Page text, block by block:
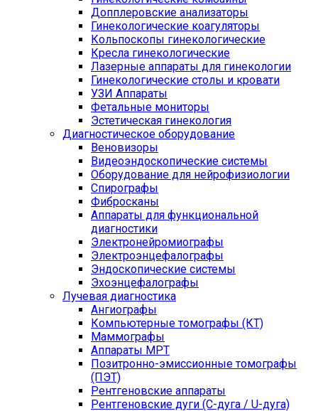
Допплеровские анализаторы
Гинекологические коагуляторы
Кольпоскопы гинекологические
Кресла гинекологические
Лазерные аппараты для гинекологии
Гинекологические столы и кровати
УЗИ Аппараты
Фетальные мониторы
Эстетическая гинекология
Диагностическое оборудование
Веновизоры
Видеоэндоскопические системы
Оборудование для нейрофизиологии
Спирографы
Фибросканы
Аппараты для функциональной
диагностики
Электронейромиографы
Электроэнцефалографы
Эндоскопические системы
Эхоэнцефалографы
Лучевая диагностика
Ангиографы
Компьютерные томографы (КТ)
Маммографы
Аппараты МРТ
Позитронно-эмиссионные томографы
(ПЭТ)
Рентгеновские аппараты
Рентгеновские дуги (С-дуга / U-дуга)